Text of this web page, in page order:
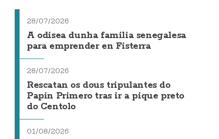
28/07/2026
A odisea dunha familia senegalesa
para emprender en Fisterra
28/07/2026
Rescatan os dous tripulantes do
Papin Primero tras ir a pique preto
do Centolo
01/08/2026